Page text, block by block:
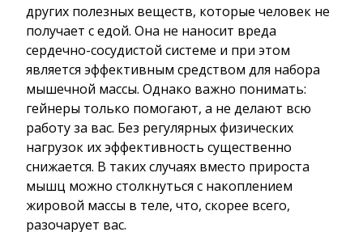
других полезных веществ, которые человек не
получает с едой. Она не наносит вреда
сердечно-сосудистой системе и при этом
является эффективным средством для набора
мышечной массы. Однако важно понимать:
гейнеры только помогают, а не делают всю
работу за вас. Без регулярных физических
нагрузок их эффективность существенно
снижается. В таких случаях вместо прироста
мышц можно столкнуться с накоплением
жировой массы в теле, что, скорее всего,
разочарует вас.